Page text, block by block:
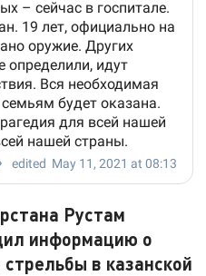
Рустам
информацию о
в казанской